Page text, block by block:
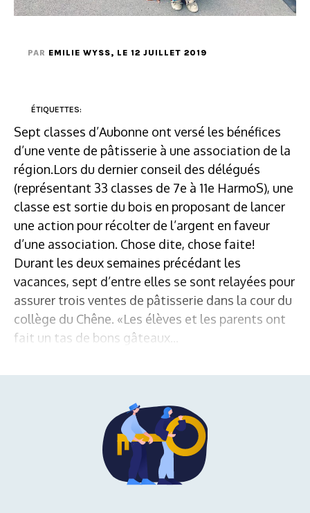
PAR EMILIE WYSS, LE 12 JUILLET 2019
ÉTIQUETTES:
Sept classes d’Aubonne ont versé les bénéfices
d’une vente de pâtisserie à une association de la
région.Lors du dernier conseil des délégués
(représentant 33 classes de 7e à 11e HarmoS), une
classe est sortie du bois en proposant de lancer
une action pour récolter de l’argent en faveur
d’une association. Chose dite, chose faite!
Durant les deux semaines précédant les
vacances, sept d’entre elles se sont relayées pour
assurer trois ventes de pâtisserie dans la cour du
collège du Chêne. «Les élèves et les parents ont
fait un tas de bons gâteaux...